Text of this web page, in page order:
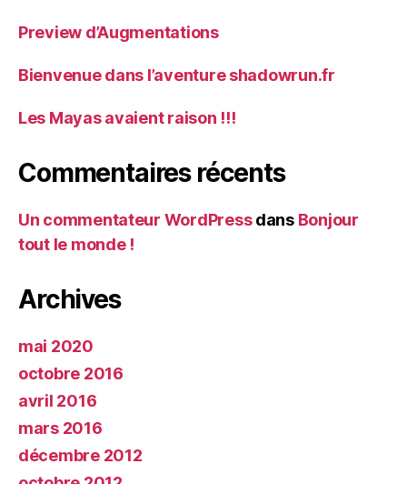
Preview d’Augmentations
Bienvenue dans l’aventure shadowrun.fr
Les Mayas avaient raison !!!
Commentaires récents
Un commentateur WordPressdans Bonjour
tout le monde !
Archives
mai 2020
octobre 2016
avril 2016
mars 2016
décembre 2012